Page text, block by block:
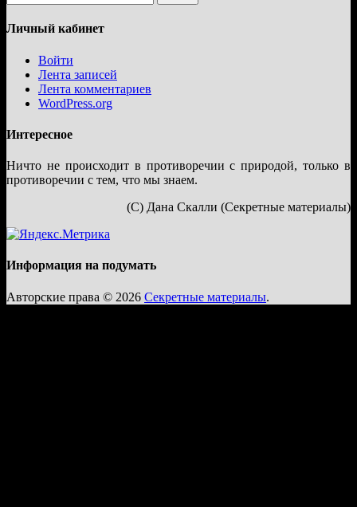
Личный кабинет
Войти
Лента записей
Лента комментариев
WordPress.org
Интересное
Ничто не происходит в противоречии с природой, только в
противоречии с тем, что мы знаем.
(С) Дана Скалли (Секретные материалы)
Информация на подумать
Авторские права © 2026 Секретные материалы.